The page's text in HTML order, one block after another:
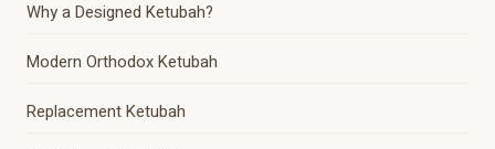
Why a Designed Ketubah?
Modern Orthodox Ketubah
Replacement Ketubah